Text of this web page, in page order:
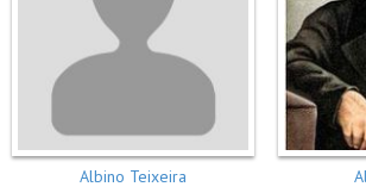
Albino Teixeira